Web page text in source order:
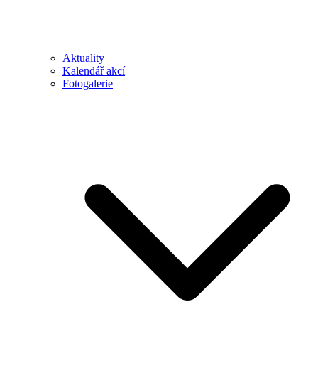
Aktuality
Kalendář akcí
Fotogalerie